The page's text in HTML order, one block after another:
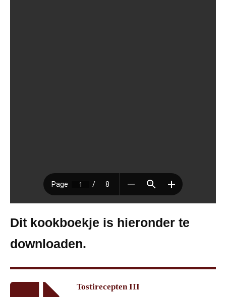
Dit kookboekje is hieronder te
downloaden.
Tostirecepten III